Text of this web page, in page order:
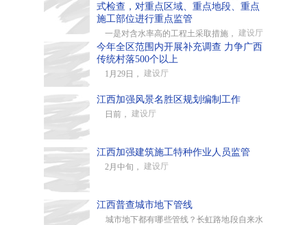
式检查，对重点区域、重点地段、重点
施工部位进行重点监管
一是对含水率高的工程土采取措施， 建设厅
今年全区范围内开展补充调查 力争广西
传统村落500个以上
1月29日， 建设厅
江西加强风景名胜区规划编制工作
日前， 建设厅
江西加强建筑施工特种作业人员监管
2月中旬， 建设厅
江西普查城市地下管线
城市地下都有哪些管线？长虹路地段自来水